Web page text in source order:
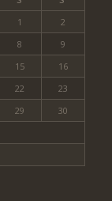
1
2
8
9
15
16
22
23
29
30